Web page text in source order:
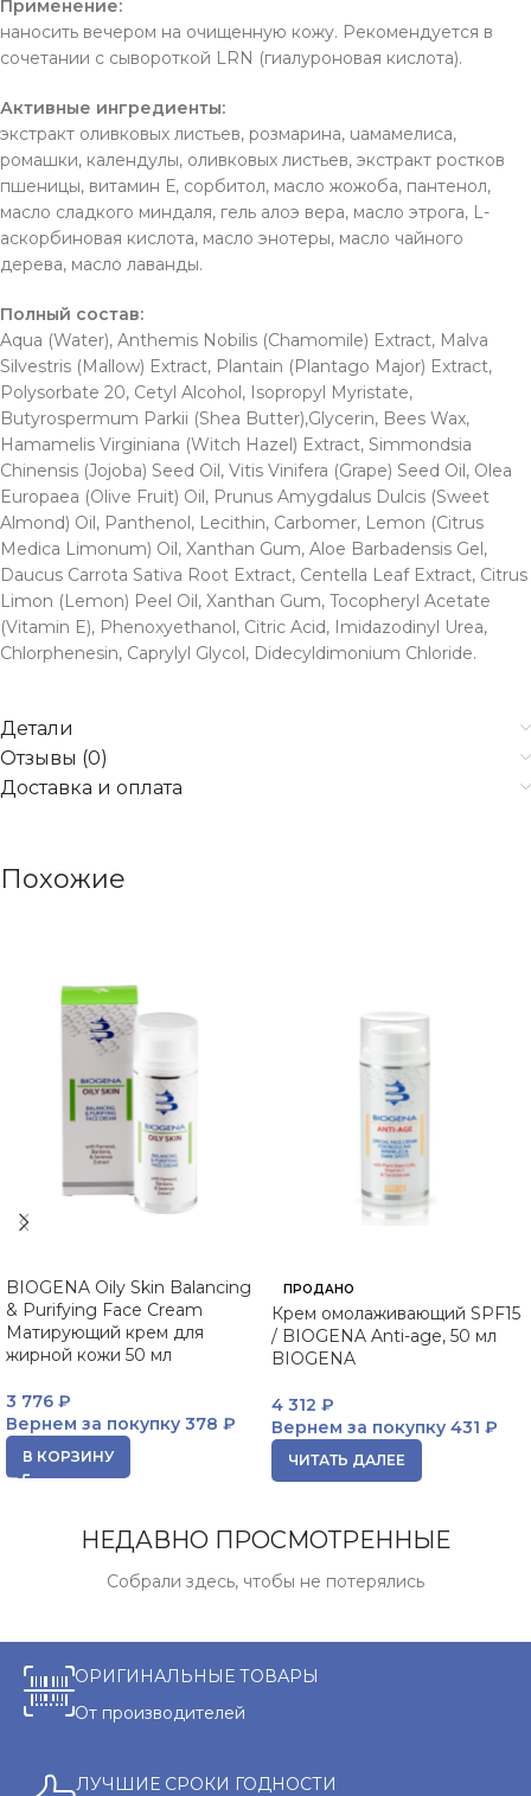
Применение:
наносить вечером на очищенную кожу. Рекомендуется в
сочетании с сывороткой LRN (гиалуроновая кислота).
Активные ингредиенты:
экстракт оливковых листьев, розмарина, uамамелиса,
ромашки, календулы, оливковых листьев, экстракт ростков
пшеницы, витамин Е, сорбитол, масло жожоба, пантенол,
масло сладкого миндаля, гель алоэ вера, масло этрога, L-
аскорбиновая кислота, масло энотеры, масло чайного
дерева, масло лаванды.
Полный состав:
Aqua (Water), Anthemis Nobilis (Chamomile) Extract, Malva
Silvestris (Mallow) Extract, Plantain (Plantago Major) Extract,
Polysorbate 20, Cetyl Alcohol, Isopropyl Myristate,
Butyrospermum Parkii (Shea Butter),Glycerin, Bees Wax,
Hamamelis Virginiana (Witch Hazel) Extract, Simmondsia
Chinensis (Jojoba) Seed Oil, Vitis Vinifera (Grape) Seed Oil, Olea
Europaea (Olive Fruit) Oil, Prunus Amygdalus Dulcis (Sweet
Almond) Oil, Panthenol, Lecithin, Carbomer, Lemon (Citrus
Medica Limonum) Oil, Xanthan Gum, Aloe Barbadensis Gel,
Daucus Carrota Sativa Root Extract, Centella Leaf Extract, Citrus
Limon (Lemon) Peel Oil, Xanthan Gum, Tocopheryl Acetate
(Vitamin E), Phenoxyethanol, Citric Acid, Imidazodinyl Urea,
Chlorphenesin, Caprylyl Glycol, Didecyldimonium Chloride.
Детали
Отзывы (0)
Доставка и оплата
Похожие
BIOGENA Oily Skin Balancing
& Purifying Face Cream
Матирующий крем для
жирной кожи 50 мл
3 776 ₽
Вернем за покупку 378 ₽
В КОРЗИНУ
ПРОДАНО
Крем омолаживающий SPF15
/ BIOGENA Anti-age, 50 мл
BIOGENA
4 312 ₽
Вернем за покупку 431 ₽
ЧИТАТЬ ДАЛЕЕ
НЕДАВНО ПРОСМОТРЕННЫЕ
Собрали здесь, чтобы не потерялись
ОРИГИНАЛЬНЫЕ ТОВАРЫ
От производителей
ЛУЧШИЕ СРОКИ ГОДНОСТИ